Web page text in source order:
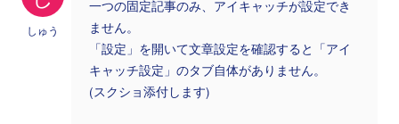
しゅう
一つの固定記事のみ、アイキャッチが設定でき
ません。
「設定」を開いて文章設定を確認すると「アイ
キャッチ設定」のタブ自体がありません。
(スクショ添付します)